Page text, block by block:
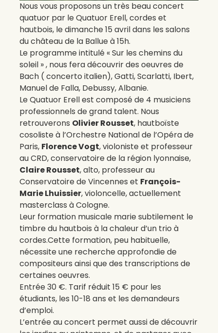
Nous vous proposons un très beau concert
quatuor par le Quatuor Erell, cordes et
hautbois, le dimanche 15 avril dans les salons
du château de la Ballue à 15h.
Le programme intitulé « Sur les chemins du
soleil » , nous fera découvrir des oeuvres de
Bach ( concerto italien), Gatti, Scarlatti, Ibert,
Manuel de Falla, Debussy, Albanie.
Le Quatuor Erell est composé de 4 musiciens
professionnels de grand talent. Nous
retrouverons Olivier Rousset, hautboïste
cosoliste à l’Orchestre National de l’Opéra de
Paris, Florence Vogt, violoniste et professeur
au CRD, conservatoire de la région lyonnaise,
Claire Rousset, alto, professeur au
Conservatoire de Vincennes et François-
Marie Lhuissier, violoncelle, actuellement
masterclass à Cologne.
Leur formation musicale marie subtilement le
timbre du hautbois à la chaleur d’un trio à
cordes.Cette formation, peu habituelle,
nécessite une recherche approfondie de
compositeurs ainsi que des transcriptions de
certaines oeuvres.
Entrée 30 €. Tarif réduit 15 € pour les
étudiants, les 10-18 ans et les demandeurs
d’emploi.
L’entrée au concert permet aussi de découvrir